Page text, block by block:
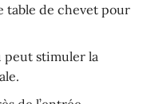
table de chevet pour
peut stimuler la